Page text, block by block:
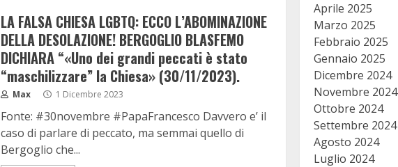
LA FALSA CHIESA LGBTQ: ECCO L’ABOMINAZIONE
DELLA DESOLAZIONE! BERGOGLIO BLASFEMO
DICHIARA “«Uno dei grandi peccati è stato
“maschilizzare” la Chiesa» (30/11/2023).
Max 1 Dicembre 2023
Fonte: #30novembre #PapaFrancesco Davvero e’ il
caso di parlare di peccato, ma semmai quello di
Bergoglio che...
Aprile 2025
Marzo 2025
Febbraio 2025
Gennaio 2025
Dicembre 2024
Novembre 2024
Ottobre 2024
Settembre 2024
Agosto 2024
Luglio 2024